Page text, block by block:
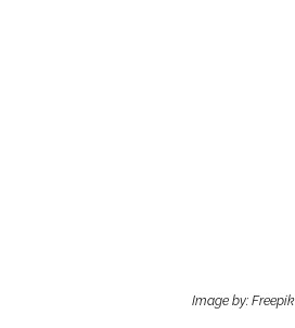
Image by: Freepik